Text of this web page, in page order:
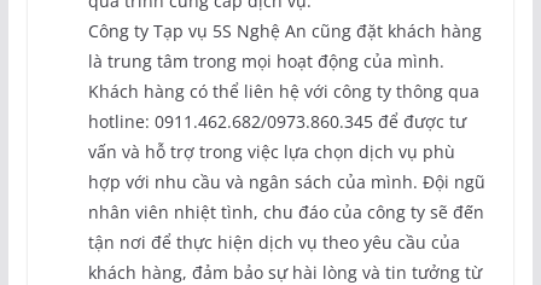
Công ty Tạp vụ 5S Nghệ An cũng đặt khách hàng
là trung tâm trong mọi hoạt động của mình.
Khách hàng có thể liên hệ với công ty thông qua
hotline: 0911.462.682/0973.860.345 để được tư
vấn và hỗ trợ trong việc lựa chọn dịch vụ phù
hợp với nhu cầu và ngân sách của mình. Đội ngũ
nhân viên nhiệt tình, chu đáo của công ty sẽ đến
tận nơi để thực hiện dịch vụ theo yêu cầu của
khách hàng, đảm bảo sự hài lòng và tin tưởng từ